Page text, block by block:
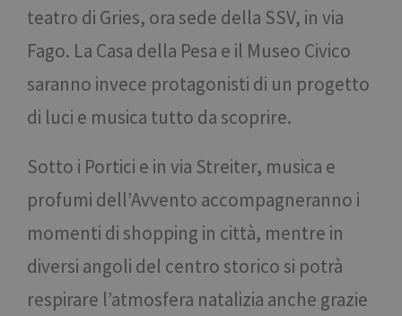
teatro di Gries, ora sede della SSV, in via
Fago. La Casa della Pesa e il Museo Civico
saranno invece protagonisti di un progetto
di luci e musica tutto da scoprire.
Sotto i Portici e in via Streiter, musica e
profumi dell’Avvento accompagneranno i
momenti di shopping in città, mentre in
diversi angoli del centro storico si potrà
respirare l’atmosfera natalizia anche grazie